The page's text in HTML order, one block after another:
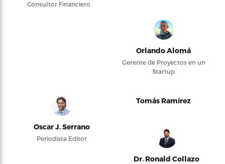
Consultor Financiero
Orlando Alomá
Gerente de Proyectos en un
Startup
Oscar J. Serrano
Periodista Editor
Tomás Ramírez
Dr. Ronald Collazo